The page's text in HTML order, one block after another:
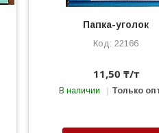
Папка-уголок
22166
11,50 ₸/т
В наличии Только